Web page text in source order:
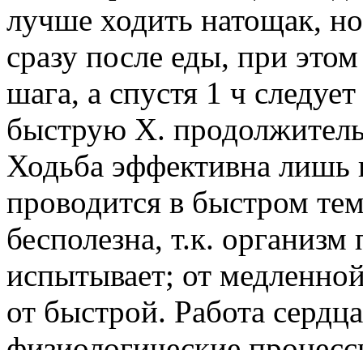
лучше ходить натощак,
сразу после еды, при
шага, а спустя 1 ч
быструю Х.
Ходьба эффективна лишь
проводится в быстром
бесполезна, т.к.
испытывает; от
от быстрой. Работа